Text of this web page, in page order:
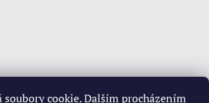
cookie. Dalším procházením